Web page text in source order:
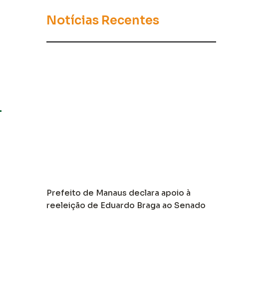
Notícias Recentes
Prefeito de Manaus declara apoio à
reeleição de Eduardo Braga ao Senado